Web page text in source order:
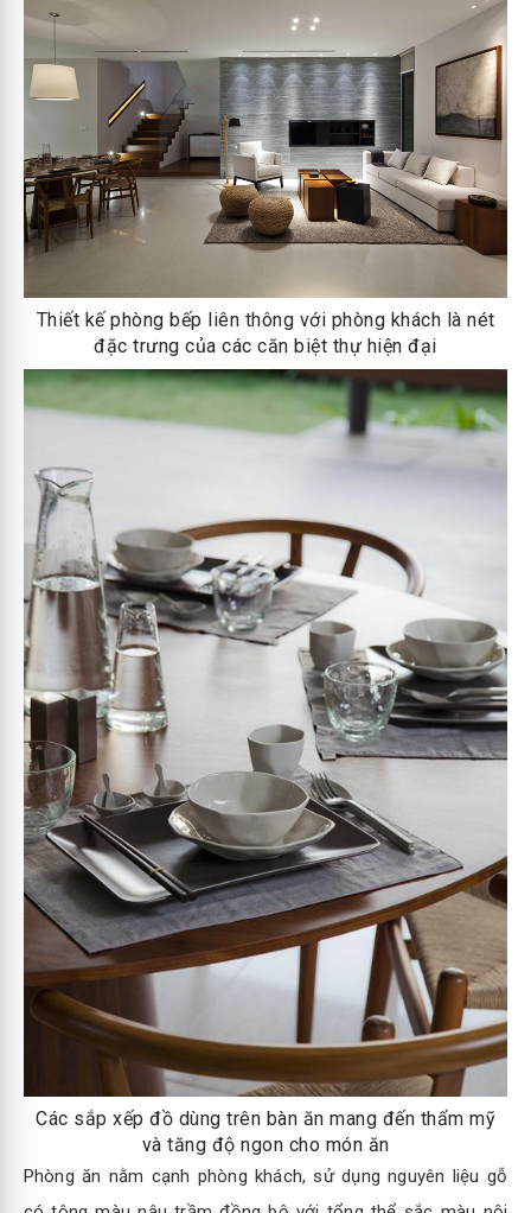
Thiết kế phòng bếp liên thông với phòng khách là nét
đặc trưng của các căn biệt thự hiện đại
Các sắp xếp đồ dùng trên bàn ăn mang đến thẩm mỹ
và tăng độ ngon cho món ăn
Phòng ăn nằm cạnh phòng khách, sử dụng nguyên liệu gỗ